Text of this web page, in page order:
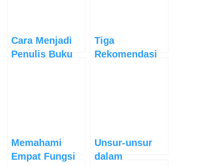
Cara Menjadi
Penulis Buku
Tiga
Rekomendasi
Memahami
Empat Fungsi
Unsur-unsur
dalam